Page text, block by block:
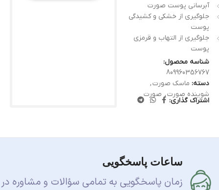
آبرسانی پوست صورت
جلوگیری از خشکی و کشیدگی
پوست
جلوگیری از التهاب و قرمزی
پوست
شناسه محصول:
809960356767
دسته: ماسک صورت,
شوینده صورت, صورت
اشتراک گذاری:
ساعات پاسخگویی
زمان پاسخگویی به تمامی سؤالات و مشاوره در